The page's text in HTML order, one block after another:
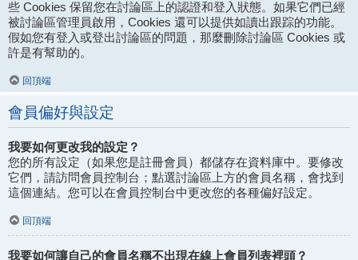
些 Cookies 保留您在討論區上的認證和登入狀態。如果它們已經
被討論區管理員啟用，Cookies 還可以提供如讀出跟踪的功能。
假如您有登入或登出討論區的問題，那麼刪除討論區 Cookies 或
許是有幫助的。
回頂端
會員偏好與設定
我要如何更改我的設定？
您的所有設定（如果您是註冊會員）都儲存在資料庫中。要修改
它們，請訪問會員控制台；點選討論區上方的會員名稱，會找到
這個連結。您可以在會員控制台中更改您的各種偏好設定。
回頂端
我要如何讓自己的會員名稱不出現在線上會員列表裡頭？